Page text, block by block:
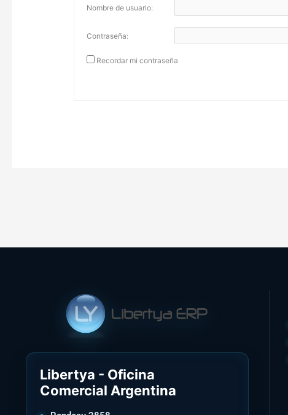
Nombre de usuario:
Contraseña:
Recordar mi contraseña
Libertya - Oficina
Comercial Argentina